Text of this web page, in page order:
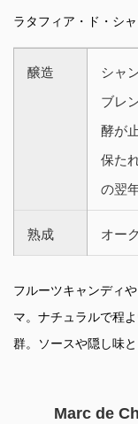
ラタフィア・ド・シ
醸造
シャ
ブレ
酵が
保た
の翌
熟成 オー
フルーツキャンディ
マ。ナチュラルで程
群。ソースや隠し味
Marc de